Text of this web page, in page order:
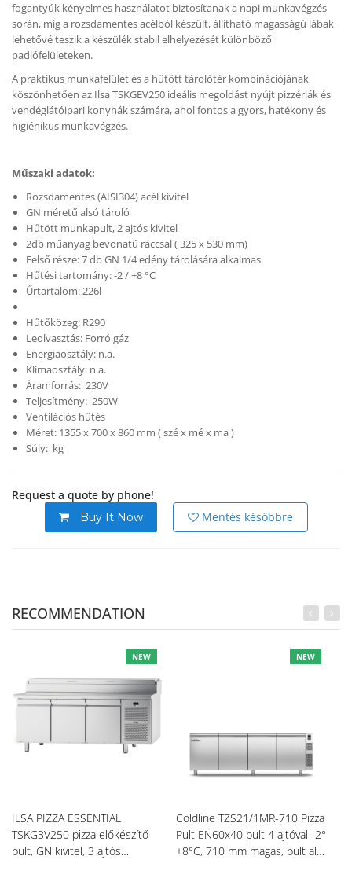
fogantyúk kényelmes használatot biztosítanak a napi munkavégzés
során, míg a rozsdamentes acélból készült, állítható magasságú lábak
lehetővé teszik a készülék stabil elhelyezését különböző
padlófelületeken.
A praktikus munkafelület és a hűtött tárolótér kombinációjának
köszönhetően az Ilsa TSKGEV250 ideális megoldást nyújt pizzériák és
vendéglátóipari konyhák számára, ahol fontos a gyors, hatékony és
higiénikus munkavégzés.
Műszaki adatok:
Rozsdamentes (AISI304) acél kivitel
GN méretű alsó tároló
Hűtött munkapult, 2 ajtós kivitel
2db műanyag bevonatú ráccsal ( 325 x 530 mm)
Felső része: 7 db GN 1/4 edény tárolására alkalmas
Hűtési tartomány: -2 / +8 °C
Űrtartalom: 226l
Hűtőközeg: R290
Leolvasztás: Forró gáz
Energiaosztály: n.a.
Klímaosztály: n.a.
Áramforrás: 230V
Teljesítmény: 250W
Ventilációs hűtés
Méret: 1355 x 700 x 860 mm ( szé x mé x ma )
Súly: kg
Request a quote by phone!
Buy It Now Mentés későbbre
RECOMMENDATION
NEW
ILSA PIZZA ESSENTIAL
TSKG3V250 pizza előkészítő
pult, GN kivitel, 3 ajtós
NEW
Coldline TZS21/1MR-710 Pizza
Pult EN60x40 pult 4 ajtóval -2°
+8°C, 710 mm magas, pult alá